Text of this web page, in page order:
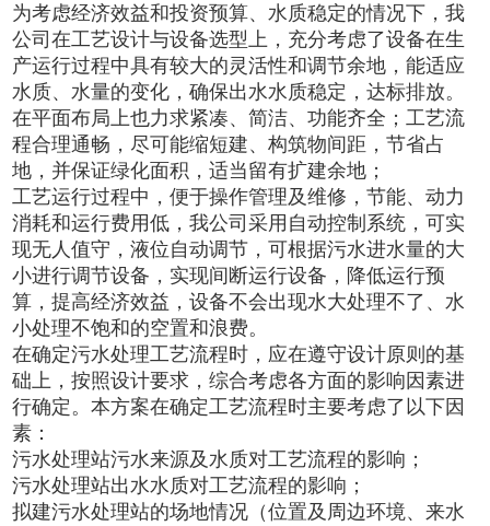
为考虑经济效益和投资预算、水质稳定的情况下，我
公司在工艺设计与设备选型上，充分考虑了设备在生
产运行过程中具有较大的灵活性和调节余地，能适应
水质、水量的变化，确保出水水质稳定，达标排放。
在平面布局上也力求紧凑、简洁、功能齐全；工艺流
程合理通畅，尽可能缩短建、构筑物间距，节省占
地，并保证绿化面积，适当留有扩建余地；
工艺运行过程中，便于操作管理及维修，节能、动力
消耗和运行费用低，我公司采用自动控制系统，可实
现无人值守，液位自动调节，可根据污水进水量的大
小进行调节设备，实现间断运行设备，降低运行预
算，提高经济效益，设备不会出现水大处理不了、水
小处理不饱和的空置和浪费。
在确定污水处理工艺流程时，应在遵守设计原则的基
础上，按照设计要求，综合考虑各方面的影响因素进
行确定。本方案在确定工艺流程时主要考虑了以下因
素：
污水处理站污水来源及水质对工艺流程的影响；
污水处理站出水水质对工艺流程的影响；
拟建污水处理站的场地情况（位置及周边环境、来水